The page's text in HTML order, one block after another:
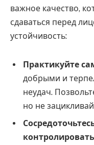
важное качество,
сдаваться перед
устойчивость:
Практикуйте
добрыми и
неудач.
но не